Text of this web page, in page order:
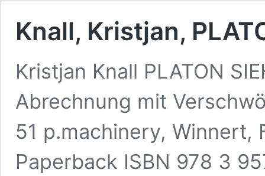
Knall, Kristjan,
Kristjan Knall PLATON
Abrechnung mit
51 p.machinery, Winnert,
Paperback ISBN 978 3